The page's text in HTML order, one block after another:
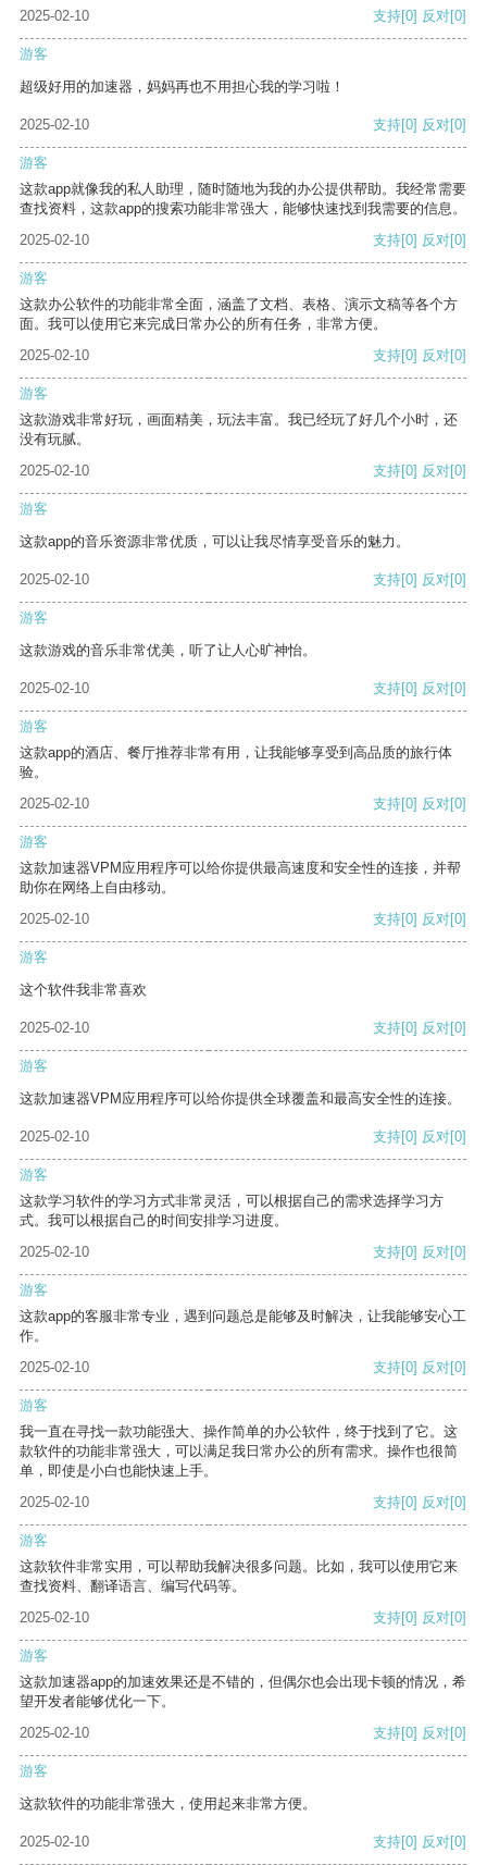
2025-02-10 支持[0] 反对[0]
游客
超级好用的加速器，妈妈再也不用担心我的学习啦！
2025-02-10 支持[0] 反对[0]
游客
这款app就像我的私人助理，随时随地为我的办公提供帮助。我经常需要
查找资料，这款app的搜索功能非常强大，能够快速找到我需要的信息。
2025-02-10
支持[0] 反对[0]
游客
这款办公软件的功能非常全面，涵盖了文档、表格、演示文稿等各个方
面。我可以使用它来完成日常办公的所有任务，非常方便。
2025-02-10
支持[0] 反对[0]
游客
这款游戏非常好玩，画面精美，玩法丰富。我已经玩了好几个小时，还
没有玩腻。
2025-02-10
支持[0] 反对[0]
游客
这款app的音乐资源非常优质，可以让我尽情享受音乐的魅力。
2025-02-10 支持[0] 反对[0]
游客
这款游戏的音乐非常优美，听了让人心旷神怡。
2025-02-10 支持[0] 反对[0]
游客
这款app的酒店、餐厅推荐非常有用，让我能够享受到高品质的旅行体
验。
2025-02-10
支持[0] 反对[0]
游客
这款加速器VPM应用程序可以给你提供最高速度和安全性的连接，并帮
助你在网络上自由移动。
2025-02-10
支持[0] 反对[0]
游客
这个软件我非常喜欢
2025-02-10 支持[0] 反对[0]
游客
这款加速器VPM应用程序可以给你提供全球覆盖和最高安全性的连接。
2025-02-10 支持[0] 反对[0]
游客
这款学习软件的学习方式非常灵活，可以根据自己的需求选择学习方
式。我可以根据自己的时间安排学习进度。
2025-02-10
支持[0] 反对[0]
游客
这款app的客服非常专业，遇到问题总是能够及时解决，让我能够安心工
作。
2025-02-10
支持[0] 反对[0]
游客
我一直在寻找一款功能强大、操作简单的办公软件，终于找到了它。这
款软件的功能非常强大，可以满足我日常办公的所有需求。操作也很简
单，即使是小白也能快速上手。
2025-02-10
支持[0] 反对[0]
游客
这款软件非常实用，可以帮助我解决很多问题。比如，我可以使用它来
查找资料、翻译语言、编写代码等。
2025-02-10
支持[0] 反对[0]
游客
这款加速器app的加速效果还是不错的，但偶尔也会出现卡顿的情况，希
望开发者能够优化一下。
2025-02-10
支持[0] 反对[0]
游客
这款软件的功能非常强大，使用起来非常方便。
2025-02-10 支持[0] 反对[0]